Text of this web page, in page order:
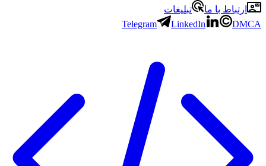
ارتباط با ما
تبلیغات
Telegram
LinkedIn DMCA